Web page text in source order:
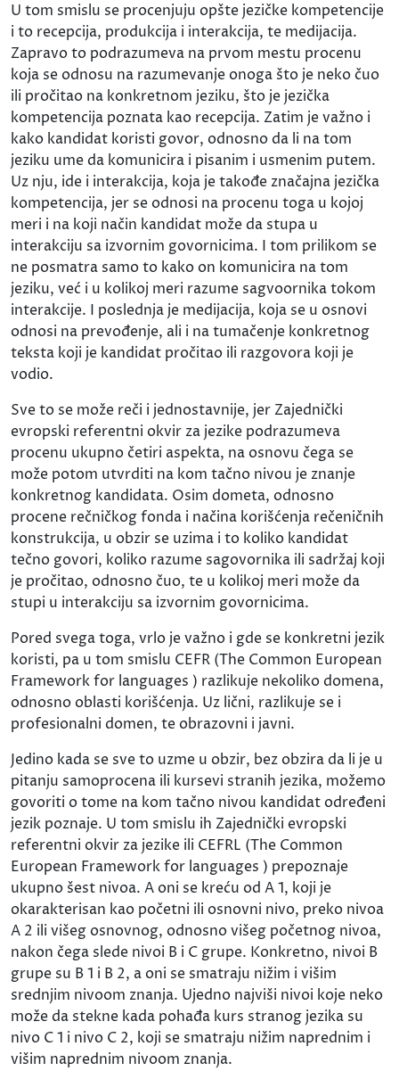
U tom smislu se procenjuju opšte jezičke kompetencije
i to recepcija, produkcija i interakcija, te medijacija.
Zapravo to podrazumeva na prvom mestu procenu
koja se odnosu na razumevanje onoga što je neko čuo
ili pročitao na konkretnom jeziku, što je jezička
kompetencija poznata kao recepcija. Zatim je važno i
kako kandidat koristi govor, odnosno da li na tom
jeziku ume da komunicira i pisanim i usmenim putem.
Uz nju, ide i interakcija, koja je takođe značajna jezička
kompetencija, jer se odnosi na procenu toga u kojoj
meri i na koji način kandidat može da stupa u
interakciju sa izvornim govornicima. I tom prilikom se
ne posmatra samo to kako on komunicira na tom
jeziku, već i u kolikoj meri razume sagvoornika tokom
interakcije. I poslednja je medijacija, koja se u osnovi
odnosi na prevođenje, ali i na tumačenje konkretnog
teksta koji je kandidat pročitao ili razgovora koji je
vodio.
Sve to se može reči i jednostavnije, jer Zajednički
evropski referentni okvir za jezike podrazumeva
procenu ukupno četiri aspekta, na osnovu čega se
može potom utvrditi na kom tačno nivou je znanje
konkretnog kandidata. Osim dometa, odnosno
procene rečničkog fonda i načina korišćenja rečeničnih
konstrukcija, u obzir se uzima i to koliko kandidat
tečno govori, koliko razume sagovornika ili sadržaj koji
je pročitao, odnosno čuo, te u kolikoj meri može da
stupi u interakciju sa izvornim govornicima.
Pored svega toga, vrlo je važno i gde se konkretni jezik
koristi, pa u tom smislu CEFR (The Common European
Framework for languages ) razlikuje nekoliko domena,
odnosno oblasti korišćenja. Uz lični, razlikuje se i
profesionalni domen, te obrazovni i javni.
Jedino kada se sve to uzme u obzir, bez obzira da li je u
pitanju samoprocena ili kursevi stranih jezika, možemo
govoriti o tome na kom tačno nivou kandidat određeni
jezik poznaje. U tom smislu ih Zajednički evropski
referentni okvir za jezike ili CEFRL (The Common
European Framework for languages ) prepoznaje
ukupno šest nivoa. A oni se kreću od A 1, koji je
okarakterisan kao početni ili osnovni nivo, preko nivoa
A 2 ili višeg osnovnog, odnosno višeg početnog nivoa,
nakon čega slede nivoi B i C grupe. Konkretno, nivoi B
grupe su B 1 i B 2, a oni se smatraju nižim i višim
srednjim nivoom znanja. Ujedno najviši nivoi koje neko
može da stekne kada pohađa kurs stranog jezika su
nivo C 1 i nivo C 2, koji se smatraju nižim naprednim i
višim naprednim nivoom znanja.